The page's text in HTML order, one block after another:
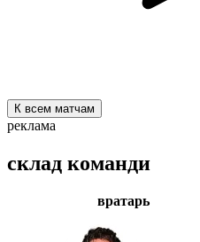
К всем матчам
реклама
склад команди
вратарь